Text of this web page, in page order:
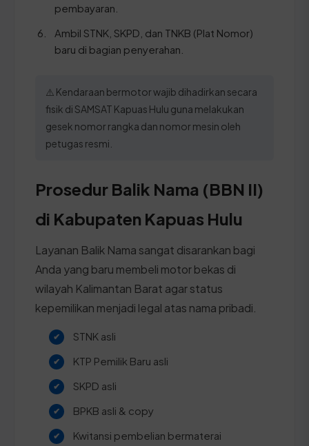
pembayaran.
Ambil STNK, SKPD, dan TNKB (Plat Nomor)
baru di bagian penyerahan.
⚠️ Kendaraan bermotor wajib dihadirkan secara
fisik di SAMSAT Kapuas Hulu guna melakukan
gesek nomor rangka dan nomor mesin oleh
petugas resmi.
Prosedur Balik Nama (BBN II)
di Kabupaten Kapuas Hulu
Layanan Balik Nama sangat disarankan bagi
Anda yang baru membeli motor bekas di
wilayah Kalimantan Barat agar status
kepemilikan menjadi legal atas nama pribadi.
STNK asli
KTP Pemilik Baru asli
SKPD asli
BPKB asli & copy
Kwitansi pembelian bermaterai